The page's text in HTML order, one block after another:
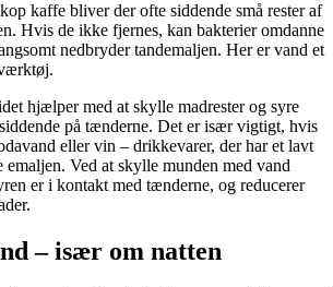
kaffe bliver der ofte siddende små rester af
Hvis de ikke fjernes, kan bakterier omdanne
nedbryder tandemaljen. Her er vand et
hjælper med at skylle madrester og syre
på tænderne. Det er især vigtigt, hvis
eller vin – drikkevarer, der har et lavt
Ved at skylle munden med vand
er i kontakt med tænderne, og reducerer
– især om natten